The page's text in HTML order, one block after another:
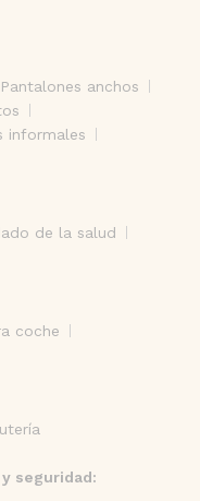
Pantalones anchos
informales
de la salud
coche
seguridad: